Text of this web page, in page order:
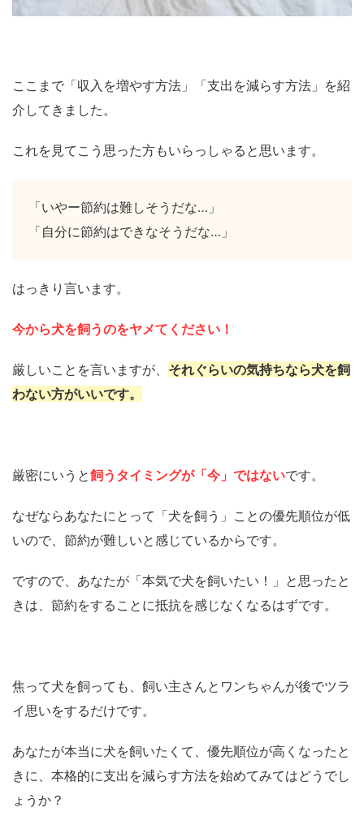
ここまで「収入を増やす方法」「支出を減らす方法」を紹
介してきました。
これを見てこう思った方もいらっしゃると思います。
「いやー節約は難しそうだな…」
「自分に節約はできなそうだな…」
はっきり言います。
今から犬を飼うのをヤメてください！
厳しいことを言いますが、 それぐらいの気持ちなら犬を飼
わない方がいいです。
厳密にいうと飼うタイミングが「今」ではないです。
なぜならあなたにとって「犬を飼う」ことの優先順位が低
いので、節約が難しいと感じているからです。
ですので、あなたが「本気で犬を飼いたい！」と思ったと
きは、節約をすることに抵抗を感じなくなるはずです。
焦って犬を飼っても、飼い主さんとワンちゃんが後でツラ
イ思いをするだけです。
あなたが本当に犬を飼いたくて、優先順位が高くなったと
きに、本格的に支出を減らす方法を始めてみてはどうでし
ょうか？